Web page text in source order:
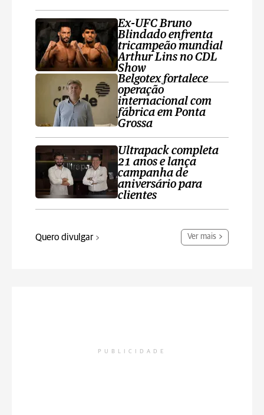
Ex-UFC Bruno
Blindado enfrenta
tricampeão mundial
Arthur Lins no CDL
Show
Belgotex fortalece
operação
internacional com
fábrica em Ponta
Grossa
Ultrapack completa
21 anos e lança
campanha de
aniversário para
clientes
Quero divulgar Ver mais
PUBLICIDADE